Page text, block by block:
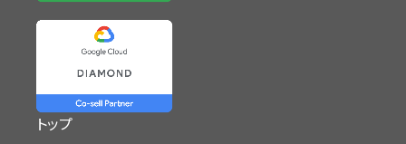
トップ